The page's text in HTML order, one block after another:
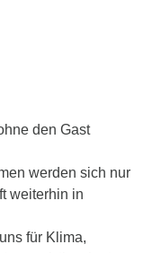
den Gast
werden sich nur
weiterhin in
für Klima,